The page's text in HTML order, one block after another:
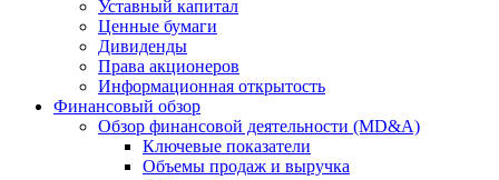
Уставный капитал
Ценные бумаги
Дивиденды
Права акционеров
Информационная открытость
Финансовый обзор
Обзор финансовой деятельности (MD&A)
Ключевые показатели
Объемы продаж и выручка